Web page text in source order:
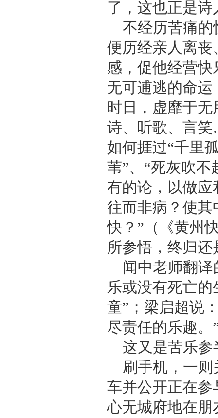
了，这也正是
不经历苦痛
便历经亲人离丧
感，促他经营
无可逋逃的命
时日，虚靡于
诗、听歌、言
如何捱过“千里
苇”、“死灰吹
有的论，以做应
往而非病？使
快？”（《黄州
所参悟，终归
闻中老师翻
乐或没有死亡
童”；梁启超说
尽责任的乐趣。
这又是苦乐参
刷手机，一
车并公开正在
心无城府地在朋